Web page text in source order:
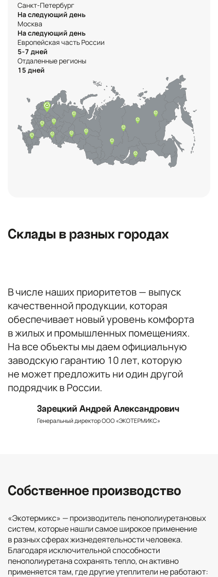
Санкт-Петербург
На следующий день
Москва
На следующий день
Европейская часть России
5-7 дней
Отдаленные регионы
15 дней
Склады в разных городах
Контактная информация
opt@ecotermix.ru
В числе наших приоритетов — выпуск
качественной продукции, которая
обеспечивает новый уровень комфорта
в жилых и промышленных помещениях.
На все объекты мы даем официальную
заводскую гарантию 10 лет, которую
не может предложить ни один другой
подрядчик в России.
Зарецкий Андрей Александрович
Генеральный директор ООО «ЭКОТЕРМИКС»
Собственное производство
«Экотермикс» — производитель пенополиуретановых
систем, которые нашли самое широкое применение
в разных сферах жизнедеятельности человека.
Благодаря исключительной способности
пенополиуретана сохранять тепло, он активно
применяется там, где другие утеплители не работают: